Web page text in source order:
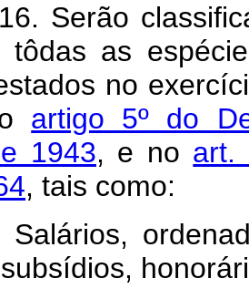
Serão
tôdas as
no
artigo 5º do
1943, e no art.
, tais como:
ordenados,